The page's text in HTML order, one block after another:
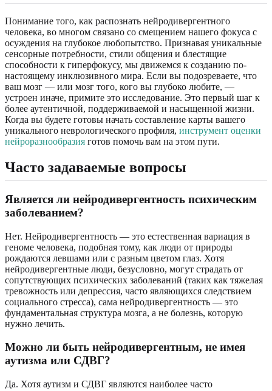
Понимание того, как распознать нейродивергентного
человека, во многом связано со смещением нашего фокуса с
осуждения на глубокое любопытство. Признавая уникальные
сенсорные потребности, стили общения и блестящие
способности к гиперфокусу, мы движемся к созданию по-
настоящему инклюзивного мира. Если вы подозреваете, что
ваш мозг — или мозг того, кого вы глубоко любите, —
устроен иначе, примите это исследование. Это первый шаг к
более аутентичной, поддерживаемой и насыщенной жизни.
Когда вы будете готовы начать составление карты вашего
уникального неврологического профиля, инструмент оценки
нейроразнообразия готов помочь вам на этом пути.
Часто задаваемые вопросы
Является ли нейродивергентность психическим
заболеванием?
Нет. Нейродивергентность — это естественная вариация в
геноме человека, подобная тому, как люди от природы
рождаются левшами или с разным цветом глаз. Хотя
нейродивергентные люди, безусловно, могут страдать от
сопутствующих психических заболеваний (таких как тяжелая
тревожность или депрессия, часто являющихся следствием
социального стресса), сама нейродивергентность — это
фундаментальная структура мозга, а не болезнь, которую
нужно лечить.
Можно ли быть нейродивергентным, не имея
аутизма или СДВГ?
Да. Хотя аутизм и СДВГ являются наиболее часто